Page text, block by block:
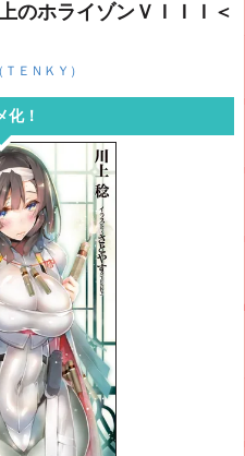
のホライゾンＶＩＩＩ＜
ＥＮＫＹ）
化！